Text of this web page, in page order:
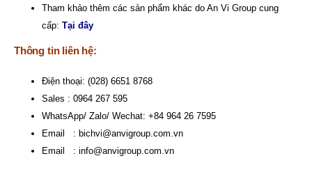
Tham khảo thêm các sản phẩm khác do An Vi Group cung
cấp: Tại đây
Thông tin liên hệ:
Điện thoại: (028) 6651 8768
Sales : 0964 267 595
WhatsApp/ Zalo/ Wechat: +84 964 26 7595
Email : bichvi@anvigroup.com.vn
Email : info@anvigroup.com.vn